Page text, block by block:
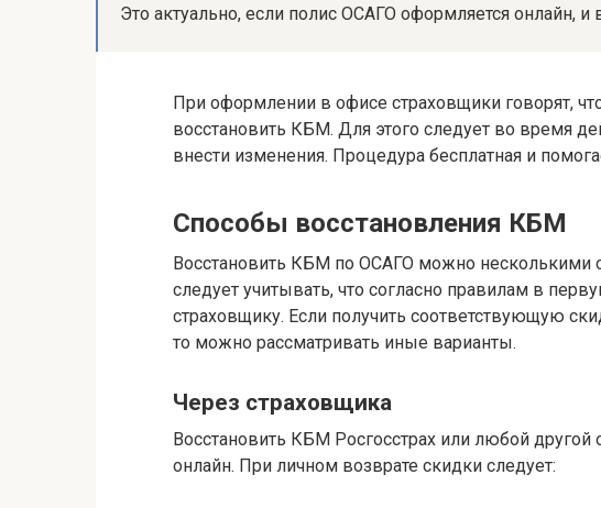
Это актуально, если полис ОСАГО оформляется онлайн, и
При оформлении в офисе страховщики говорят,
восстановить КБМ. Для этого следует во время
внести изменения. Процедура бесплатная и
Способы восстановления КБМ
Восстановить КБМ по ОСАГО можно несколькими
следует учитывать, что согласно правилам в
страховщику. Если получить соответствующую
то можно рассматривать иные варианты.
Через страховщика
Восстановить КБМ Росгосстрах или любой
онлайн. При личном возврате скидки следует: